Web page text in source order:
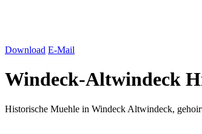
Download E-Mail
Windeck-Altwindeck
Historische Muehle in Windeck Altwindeck,